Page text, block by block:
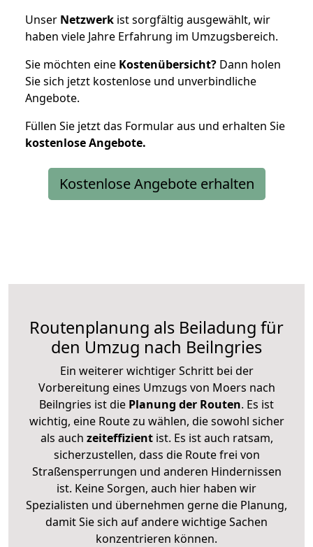
Unser Netzwerk ist sorgfältig ausgewählt, wir
haben viele Jahre Erfahrung im Umzugsbereich.
Sie möchten eine Kostenübersicht? Dann holen
Sie sich jetzt kostenlose und unverbindliche
Angebote.
Füllen Sie jetzt das Formular aus und erhalten Sie
kostenloseAngebote.
Kostenlose Angebote erhalten
Routenplanung als Beiladung für
den Umzug nach Beilngries
Ein weiterer wichtiger Schritt bei der
Vorbereitung eines Umzugs von Moers nach
Beilngries ist die Planung der Routen. Es ist
wichtig, eine Route zu wählen, die sowohl sicher
als auch zeiteffizientist. Es ist auch ratsam,
sicherzustellen, dass die Route frei von
Straßensperrungen und anderen Hindernissen
ist. Keine Sorgen, auch hier haben wir
Spezialisten und übernehmen gerne die Planung,
damit Sie sich auf andere wichtige Sachen
konzentrieren können.